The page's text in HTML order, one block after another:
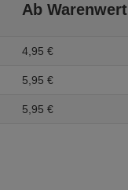
Ab Warenwert
4, 95 €
5, 95 €
5, 95 €